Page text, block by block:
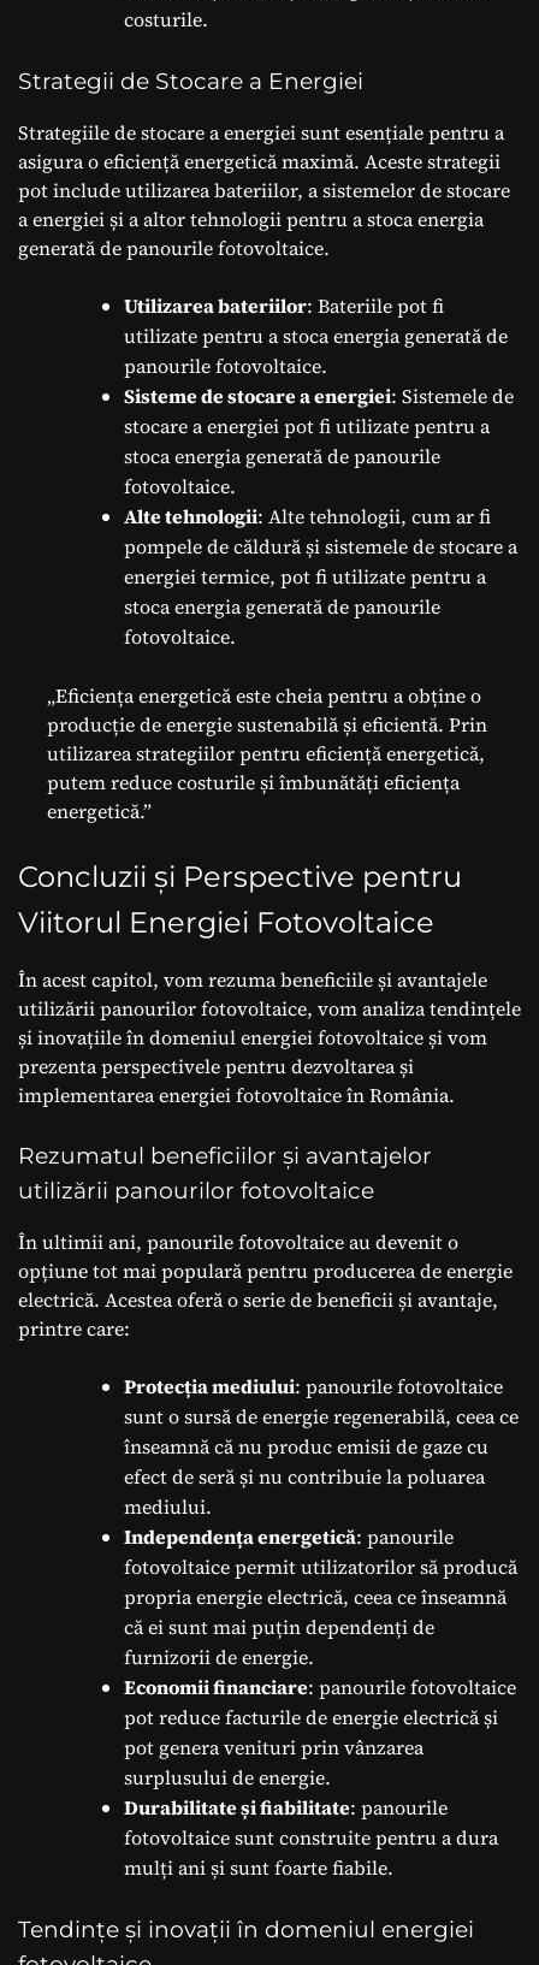
costurile.
Strategii de Stocare a Energiei
Strategiile de stocare a energiei sunt esențiale pentru a
asigura o eficiență energetică maximă. Aceste strategii
pot include utilizarea bateriilor, a sistemelor de stocare
a energiei și a altor tehnologii pentru a stoca energia
generată de panourile fotovoltaice.
Utilizarea bateriilor: Bateriile pot fi
utilizate pentru a stoca energia generată de
panourile fotovoltaice.
Sisteme de stocare a energiei: Sistemele de
stocare a energiei pot fi utilizate pentru a
stoca energia generată de panourile
fotovoltaice.
Alte tehnologii: Alte tehnologii, cum ar fi
pompele de căldură și sistemele de stocare a
energiei termice, pot fi utilizate pentru a
stoca energia generată de panourile
fotovoltaice.
„Eficiența energetică este cheia pentru a obține o
producție de energie sustenabilă și eficientă. Prin
utilizarea strategiilor pentru eficiență energetică,
putem reduce costurile și îmbunătăți eficiența
energetică.”
Concluzii și Perspective pentru
Viitorul Energiei Fotovoltaice
În acest capitol, vom rezuma beneficiile și avantajele
utilizării panourilor fotovoltaice, vom analiza tendințele
și inovațiile în domeniul energiei fotovoltaice și vom
prezenta perspectivele pentru dezvoltarea și
implementarea energiei fotovoltaice în România.
Rezumatul beneficiilor și avantajelor
utilizării panourilor fotovoltaice
În ultimii ani, panourile fotovoltaice au devenit o
opțiune tot mai populară pentru producerea de energie
electrică. Acestea oferă o serie de beneficii și avantaje,
printre care:
Protecția mediului: panourile fotovoltaice
sunt o sursă de energie regenerabilă, ceea ce
înseamnă că nu produc emisii de gaze cu
efect de seră și nu contribuie la poluarea
mediului.
Independența energetică: panourile
fotovoltaice permit utilizatorilor să producă
propria energie electrică, ceea ce înseamnă
că ei sunt mai puțin dependenți de
furnizorii de energie.
Economii financiare: panourile fotovoltaice
pot reduce facturile de energie electrică și
pot genera venituri prin vânzarea
surplusului de energie.
Durabilitate și fiabilitate: panourile
fotovoltaice sunt construite pentru a dura
mulți ani și sunt foarte fiabile.
Tendințe și inovații în domeniul energiei